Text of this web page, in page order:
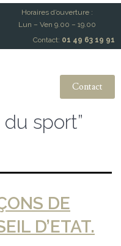
Horaires d’ouverture :
Lun – Ven 9.00 – 19.00
Contact: 01 49 63 19 91
Contact
du sport”
DE
D’ETAT.